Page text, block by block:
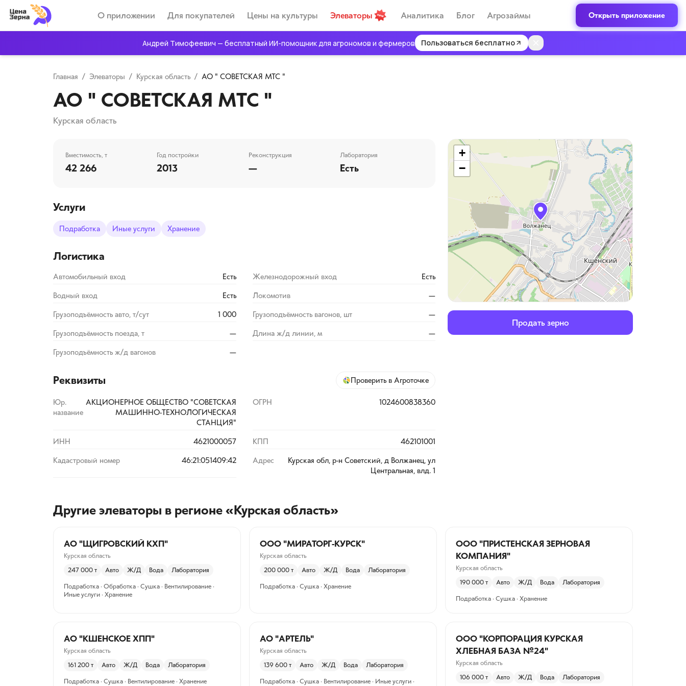
Андрей Тимофеевич — бесплатный ИИ-помощник для агрономов и фермеров Пользоваться бесплатно
О приложении Для покупателей Цены на культуры Элеваторы Аналитика Блог Агрозаймы Открыть приложение
Главная / Элеваторы / Курская область / АО " СОВЕТСКАЯ МТС "
АО " СОВЕТСКАЯ МТС "
Курская область
Вместимость, т
42 266
Год постройки
2013
Реконструкция
—
Лаборатория
Есть
Услуги
Подработка Иные услуги Хранение
Логистика
Автомобильный вход Есть Железнодорожный вход Есть
Водный вход Есть Локомотив —
Грузоподъёмность авто, т/сут 1 000 Грузоподъёмность вагонов, шт —
Грузоподъёмность поезда, т — Длина ж/д линии, м —
Грузоподъёмность ж/д вагонов —
Реквизиты Проверить в Агроточке
Юр.
название
АКЦИОНЕРНОЕ ОБЩЕСТВО "СОВЕТСКАЯ
МАШИННО-ТЕХНОЛОГИЧЕСКАЯ
СТАНЦИЯ"
ОГРН 1024600838360
ИНН 4621000057 КПП 462101001
Кадастровый номер 46:21:051409:42 Адрес
Курская обл, р-н Советский, д Волжанец, ул
Центральная, влд. 1
+
−
Продать зерно
Другие элеваторы в регионе «Курская область»
АО "ЩИГРОВСКИЙ КХП"
Курская область
247 000 т Авто Ж/Д Вода Лаборатория
Подработка · Обработка · Сушка · Вентилирование ·
Иные услуги · Хранение
ООО "МИРАТОРГ-КУРСК"
Курская область
200 000 т Авто Ж/Д Вода Лаборатория
Подработка · Сушка · Хранение
ООО "ПРИСТЕНСКАЯ ЗЕРНОВАЯ
КОМПАНИЯ"
Курская область
190 000 т Авто Ж/Д Вода Лаборатория
Подработка · Сушка · Хранение
АО "КШЕНСКОЕ ХПП"
Курская область
161 200 т Авто Ж/Д Вода Лаборатория
Подработка · Сушка · Вентилирование · Хранение
АО "АРТЕЛЬ"
Курская область
139 600 т Авто Ж/Д Вода Лаборатория
Подработка · Сушка · Вентилирование · Иные услуги ·
ООО "КОРПОРАЦИЯ КУРСКАЯ
ХЛЕБНАЯ БАЗА №24"
Курская область
106 000 т Авто Ж/Д Вода Лаборатория